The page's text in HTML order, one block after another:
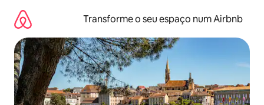
para
conteúdo
Transforme o seu espaço num Airbnb